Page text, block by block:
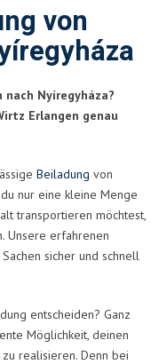
von
nach Nyíregyháza?
Erlangen genau
Beiladung von
nur eine kleine Menge
transportieren möchtest,
Unsere erfahrenen
sicher und schnell
entscheiden? Ganz
Möglichkeit, deinen
realisieren. Denn bei